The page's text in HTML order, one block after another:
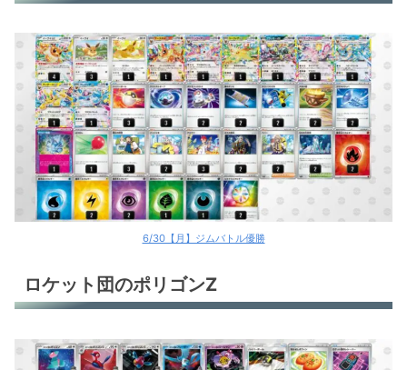
ソウブレイズex
ヒビキのバクフーン
ヒビキのバクフーン
ヒビキのバクフーン
ヒビキのバクフーン
サーフゴーex
サーフゴーex
ドラパルトex
6/30【月】ジムバトル優勝
ロケット団のポリゴンZ